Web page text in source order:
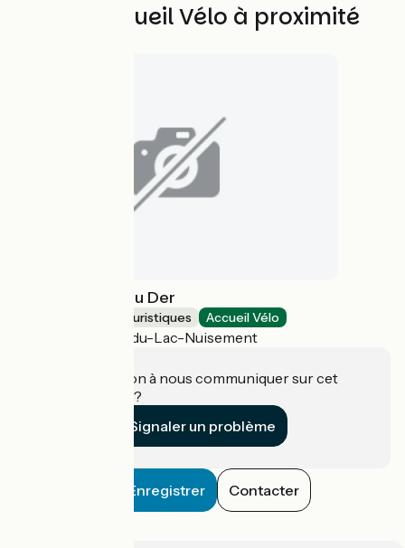
Autres Accueil Vélo à proximité
Village Musée du Der
Musées et sites touristiques Accueil Vélo
Sainte-Marie-du-Lac-Nuisement
Une information à nous communiquer sur cet
établissement ?
Signaler un problème
Enregistrer Contacter